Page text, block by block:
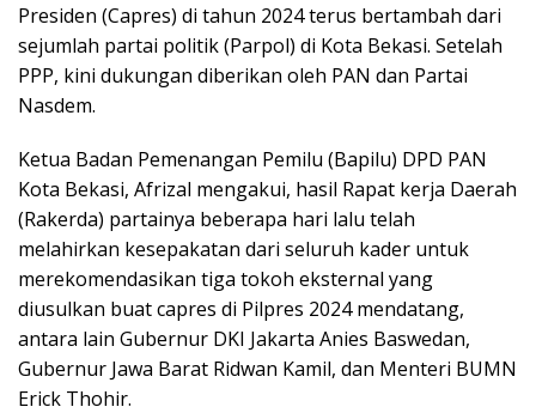
Presiden (Capres) di tahun 2024 terus bertambah dari
sejumlah partai politik (Parpol) di Kota Bekasi. Setelah
PPP, kini dukungan diberikan oleh PAN dan Partai
Nasdem.
Ketua Badan Pemenangan Pemilu (Bapilu) DPD PAN
Kota Bekasi, Afrizal mengakui, hasil Rapat kerja Daerah
(Rakerda) partainya beberapa hari lalu telah
melahirkan kesepakatan dari seluruh kader untuk
merekomendasikan tiga tokoh eksternal yang
diusulkan buat capres di Pilpres 2024 mendatang,
antara lain Gubernur DKI Jakarta Anies Baswedan,
Gubernur Jawa Barat Ridwan Kamil, dan Menteri BUMN
Erick Thohir.